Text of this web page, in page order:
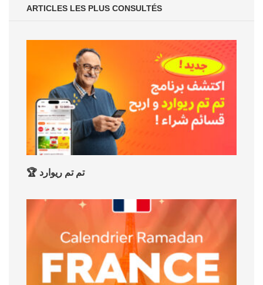
ARTICLES LES PLUS CONSULTÉS
🏆 تم تم ريوارد